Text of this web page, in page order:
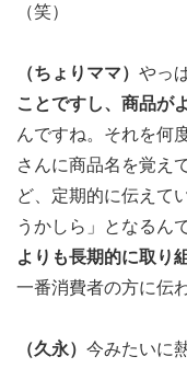
（笑）
（ちょりママ） やっ
ことですし、商品が
んですね。それを何
さんに商品名を覚え
ど、定期的に伝えて
うかしら」となるん
よりも長期的に取り
一番消費者の方に伝
（久永） 今みたいに